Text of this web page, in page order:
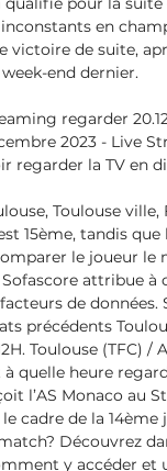
en
de suite,
end dernier.
regarder
2023 - Live
regarder la TV en
Toulouse
15ème, tandis
le joueur le
attribue à
de données.
précédents
Toulouse (TFC) /
quelle heure
l’AS Monaco au
cadre de la 14ème
Découvrez
y accéder et